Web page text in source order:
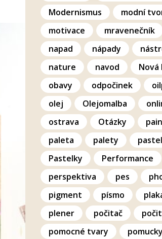
Modernismus
modní
motivace
mravenečník
napad
nápady
nature
navod
Nová
obavy
odpočinek
olej
Olejomalba
ostrava
Otázky
paleta
palety
pastel
Pastelky
Performance
perspektiva
pes
pigment
písmo
plener
počitač
pomocné tvary
pomucky